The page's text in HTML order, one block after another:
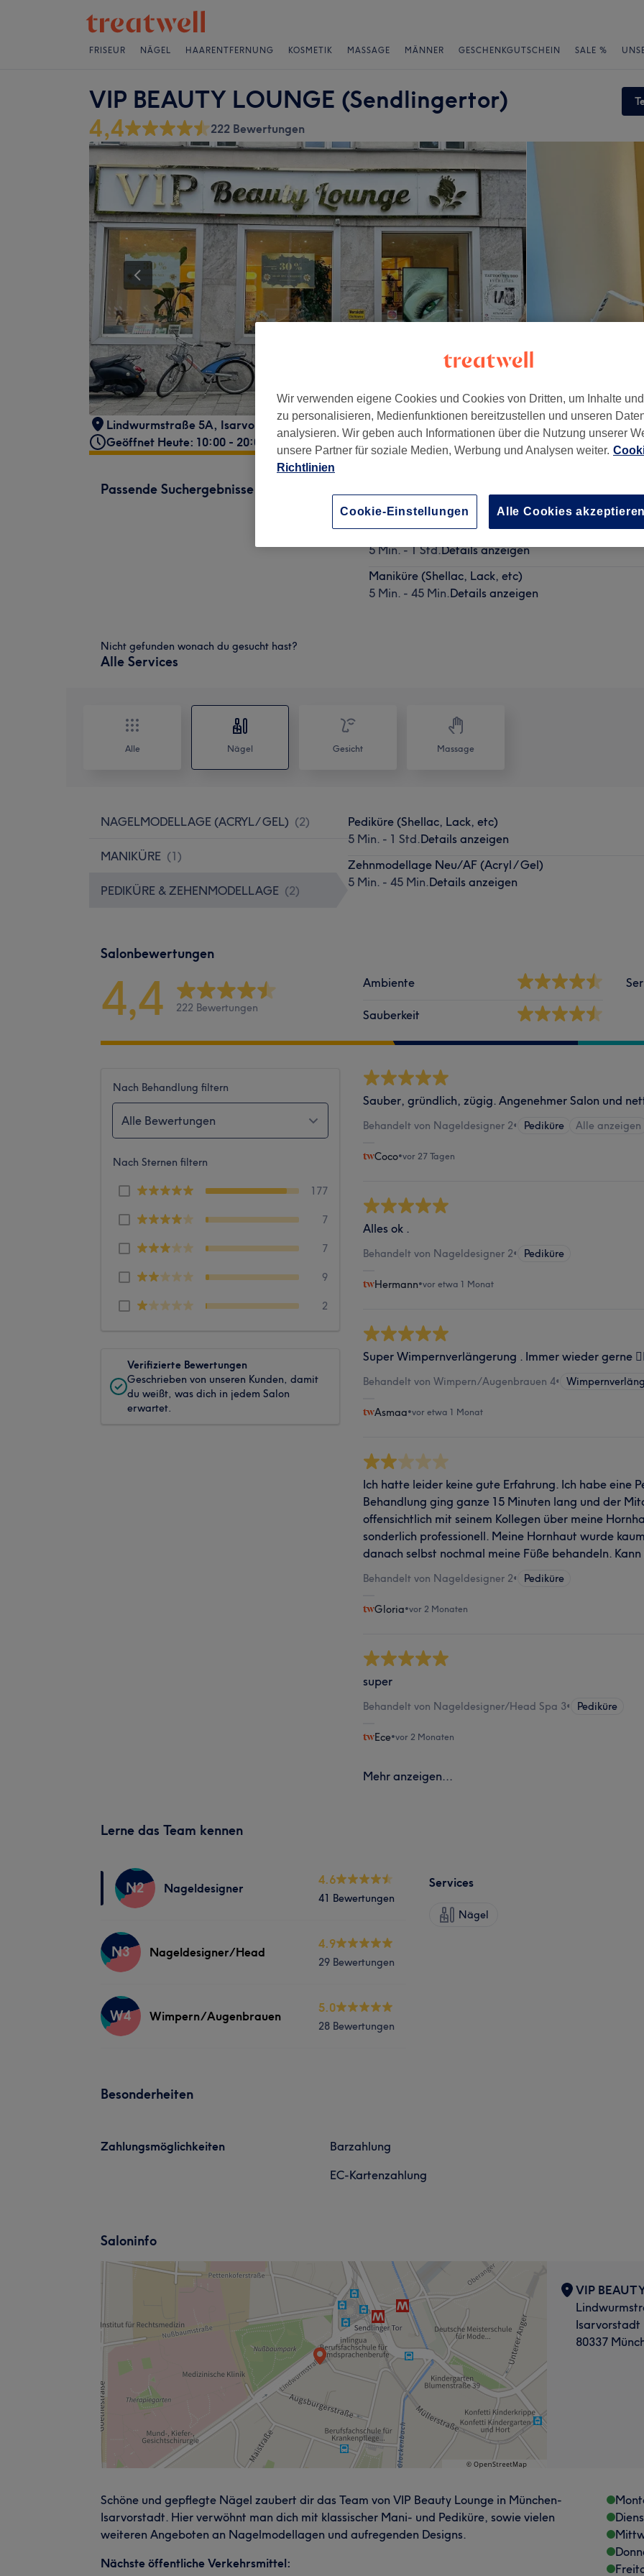
FRISEUR NÄGEL HAARENTFERNUNG KOSMETIK MASSAGE MÄNNER GESCHENKGUTSCHEIN SALE %
VIP BEAUTY LOUNGE (Sendlingertor)
4,4 222 Bewertungen
Lindwurmstraße 5A, Isarvorstadt, München, 80337
Geöffnet Heute: 10:00 - 20:00
Passende Suchergebnisse
5 Min. - 1 Std.Details anzeigen
Auffüllen Acryl/ Gel
5 Min. - 1 Std.Details anzeigen
Maniküre (Shellac, Lack, etc)
5 Min. - 45 Min.Details anzeigen
Nicht gefunden wonach du gesucht hast?
Alle Services
Alle Nägel Gesicht Massage
NAGELMODELLAGE (ACRYL/ GEL) (2)
MANIKÜRE (1)
PEDIKÜRE & ZEHENMODELLAGE (2)
Pediküre (Shellac, Lack, etc)
5 Min. - 1 Std.Details anzeigen
Zehnmodellage Neu/AF (Acryl / Gel)
5 Min. - 45 Min.Details anzeigen
Salonbewertungen
4,4 222 Bewertungen
Ambiente
Sauberkeit
Nach Behandlung filtern
Alle Bewertungen
Nach Sternen filtern
177
7
7
9
2
Verifizierte Bewertungen
Geschrieben von unseren Kunden, damit
du weißt, was dich in jedem Salon
erwartet.
Sauber, gründlich, zügig. Angenehmer Salon und
Behandelt von Nageldesigner 2• Pediküre Alle anzeigen
Coco•vor 27 Tagen
Alles ok .
Behandelt von Nageldesigner 2• Pediküre
Hermann•vor etwa 1 Monat
Super Wimpernverlängerung . Immer wieder gerne
Behandelt von Wimpern/Augenbrauen 4•
Asmaa•vor etwa 1 Monat
Ich hatte leider keine gute Erfahrung. Ich habe eine
Behandlung ging ganze 15 Minuten lang und der
offensichtlich mit seinem Kollegen über meine
sonderlich professionell. Meine Hornhaut wurde
danach selbst nochmal meine Füße behandeln.
Behandelt von Nageldesigner 2• Pediküre
Gloria•vor 2 Monaten
super
Behandelt von Nageldesigner/Head Spa 3• Pediküre
Ece•vor 2 Monaten
Mehr anzeigen...
Lerne das Team kennen
N2 Nageldesigner
4.6
41 Bewertungen
N3 Nageldesigner/Head
4.9
29 Bewertungen
W4 Wimpern/Augenbrauen
5.0
28 Bewertungen
Services
Nägel
Besonderheiten
Zahlungsmöglichkeiten
Barzahlung
EC-Kartenzahlung
Saloninfo
VIP
Isarvorstadt
80337
Schöne und gepflegte Nägel zaubert dir das Team von VIP Beauty Lounge in München-
Isarvorstadt. Hier verwöhnt man dich mit klassischer Mani- und Pediküre, sowie vielen
weiteren Angeboten an Nagelmodellagen und aufregenden Designs.
Nächste öffentliche Verkehrsmittel:
Wir verwenden eigene Cookies und Cookies von Dritten, um Inhalte
zu personalisieren, Medienfunktionen bereitzustellen und unseren
analysieren. Wir geben auch Informationen über die Nutzung unserer
unsere Partner für soziale Medien, Werbung und Analysen weiter.
Richtlinien
Cookie-Einstellungen Alle Cookies akzeptieren